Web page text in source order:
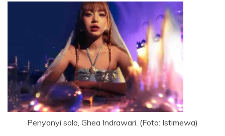
Penyanyi solo, Ghea Indrawari. (Foto: Istimewa)